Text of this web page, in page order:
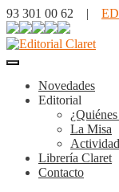
93 301 00 62 |
Novedades
Editorial
La Misa
Librería Claret
Contacto